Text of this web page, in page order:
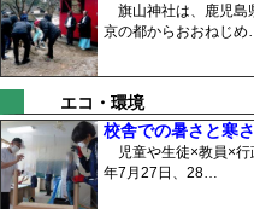
旗山神社は、鹿児島
京の都からおおねじ
エコ・環境
校舎での暑さと寒
児童や生徒×教員×行
年7月27日、28…